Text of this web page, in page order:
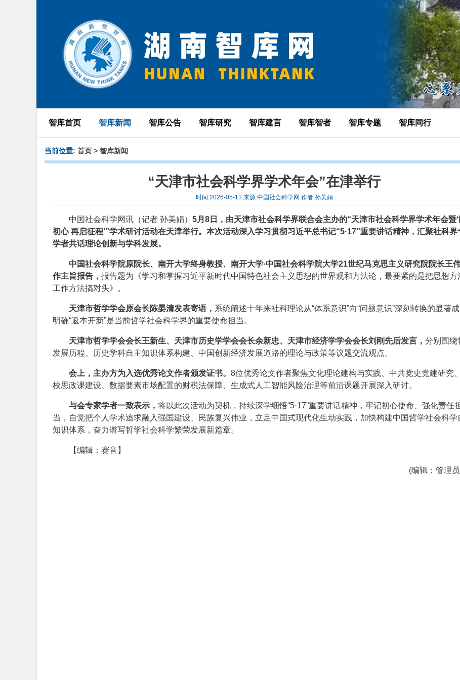
智库首页 智库新闻 智库公告 智库研究 智库建言 智库智者 智库专题 智库同行
当前位置: 首页 > 智库新闻
“天津市社会科学界学术年会”在津举行
时间:2026-05-11 来源:中国社会科学网 作者:孙美娟
中国社会科学网讯（记者 孙美娟） 5月8日，由天津市社会科学界联合会主办的“天津市社会科学界学术年会暨
初心 再启征程’”学术研讨活动在天津举行。本次活动深入学习贯彻习近平总书记“5·17”重要讲话精神，汇聚社科界
学者共话理论创新与学科发展。
中国社会科学院原院长、南开大学终身教授、南开大学·中国社会科学院大学21世纪马克思主义研究院院长王
作主旨报告， 报告题为《学习和掌握习近平新时代中国特色社会主义思想的世界观和方法论，最要紧的是把思想方
工作方法搞对头》。
天津市哲学学会原会长陈晏清发表寄语， 系统阐述十年来社科理论从“体系意识”向“问题意识”深刻转换的显著成
明确“返本开新”是当前哲学社会科学界的重要使命担当。
天津市哲学学会会长王新生、天津市历史学学会会长余新忠、天津市经济学学会会长刘刚先后发言， 分别围绕
发展历程、历史学科自主知识体系构建、中国创新经济发展道路的理论与政策等议题交流观点。
会上，主办方为入选优秀论文作者颁发证书。 8位优秀论文作者聚焦文化理论建构与实践、中共党史党建研究
校思政课建设、数据要素市场配置的财税法保障、生成式人工智能风险治理等前沿课题开展深入研讨。
与会专家学者一致表示， 将以此次活动为契机，持续深学细悟“5·17”重要讲话精神，牢记初心使命、强化责任
当，自觉把个人学术追求融入强国建设、民族复兴伟业，立足中国式现代化生动实践，加快构建中国哲学社会科学
知识体系，奋力谱写哲学社会科学繁荣发展新篇章。
【编辑：赛音】
(编辑：管理